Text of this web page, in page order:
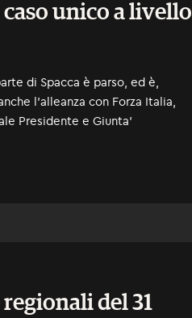
caso unico a livello
di Spacca è parso, ed è,
l’alleanza con Forza Italia,
Presidente e Giunta'
del 31